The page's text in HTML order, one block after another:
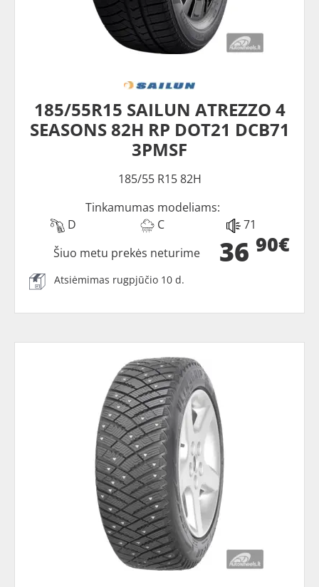
185/55R15 SAILUN ATREZZO 4
SEASONS 82H RP DOT21 DCB71
3PMSF
185/55 R15 82H
Tinkamumas modeliams:
D
C 71
36 90€
Šiuo metu prekės neturime
Atsiėmimas rugpjūčio 10 d.